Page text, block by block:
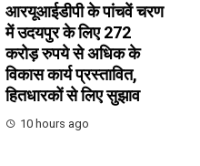
आरयूआईडीपी के पांचवें चरण
में उदयपुर के लिए 272
करोड़ रुपये से अधिक के
विकास कार्य प्रस्तावित,
हितधारकों से लिए सुझाव
10 hours ago